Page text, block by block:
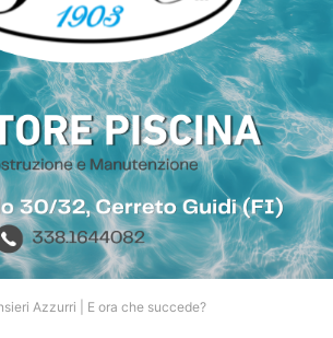
Azzurri | E ora che succede?